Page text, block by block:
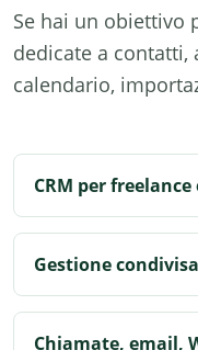
Se hai un obiettivo
dedicate a contatti,
calendario,
CRM per
Gestione
Chiamate, email,